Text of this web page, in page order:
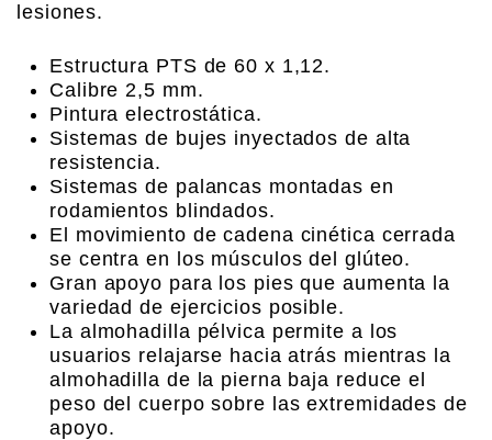
lesiones.
Estructura PTS de 60 x 1,12.
Calibre 2,5 mm.
Pintura electrostática.
Sistemas de bujes inyectados de alta
resistencia.
Sistemas de palancas montadas en
rodamientos blindados.
El movimiento de cadena cinética cerrada
se centra en los músculos del glúteo.
Gran apoyo para los pies que aumenta la
variedad de ejercicios posible.
La almohadilla pélvica permite a los
usuarios relajarse hacia atrás mientras la
almohadilla de la pierna baja reduce el
peso del cuerpo sobre las extremidades de
apoyo.